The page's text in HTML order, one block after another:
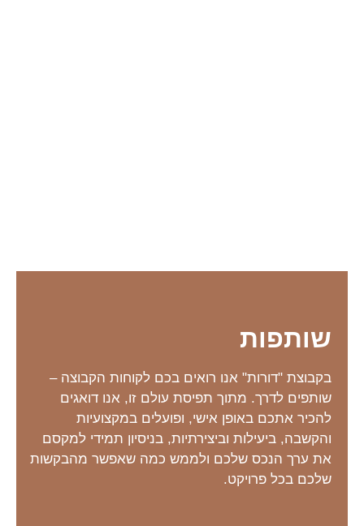
שותפות
בקבוצת "דורות" אנו רואים בכם לקוחות הקבוצה –
שותפים לדרך. מתוך תפיסת עולם זו, אנו דואגים
להכיר אתכם באופן אישי, ופועלים במקצועיות
והקשבה, ביעילות וביצירתיות, בניסיון תמידי למקסם
את ערך הנכס שלכם ולממש כמה שאפשר מהבקשות
שלכם בכל פרויקט.